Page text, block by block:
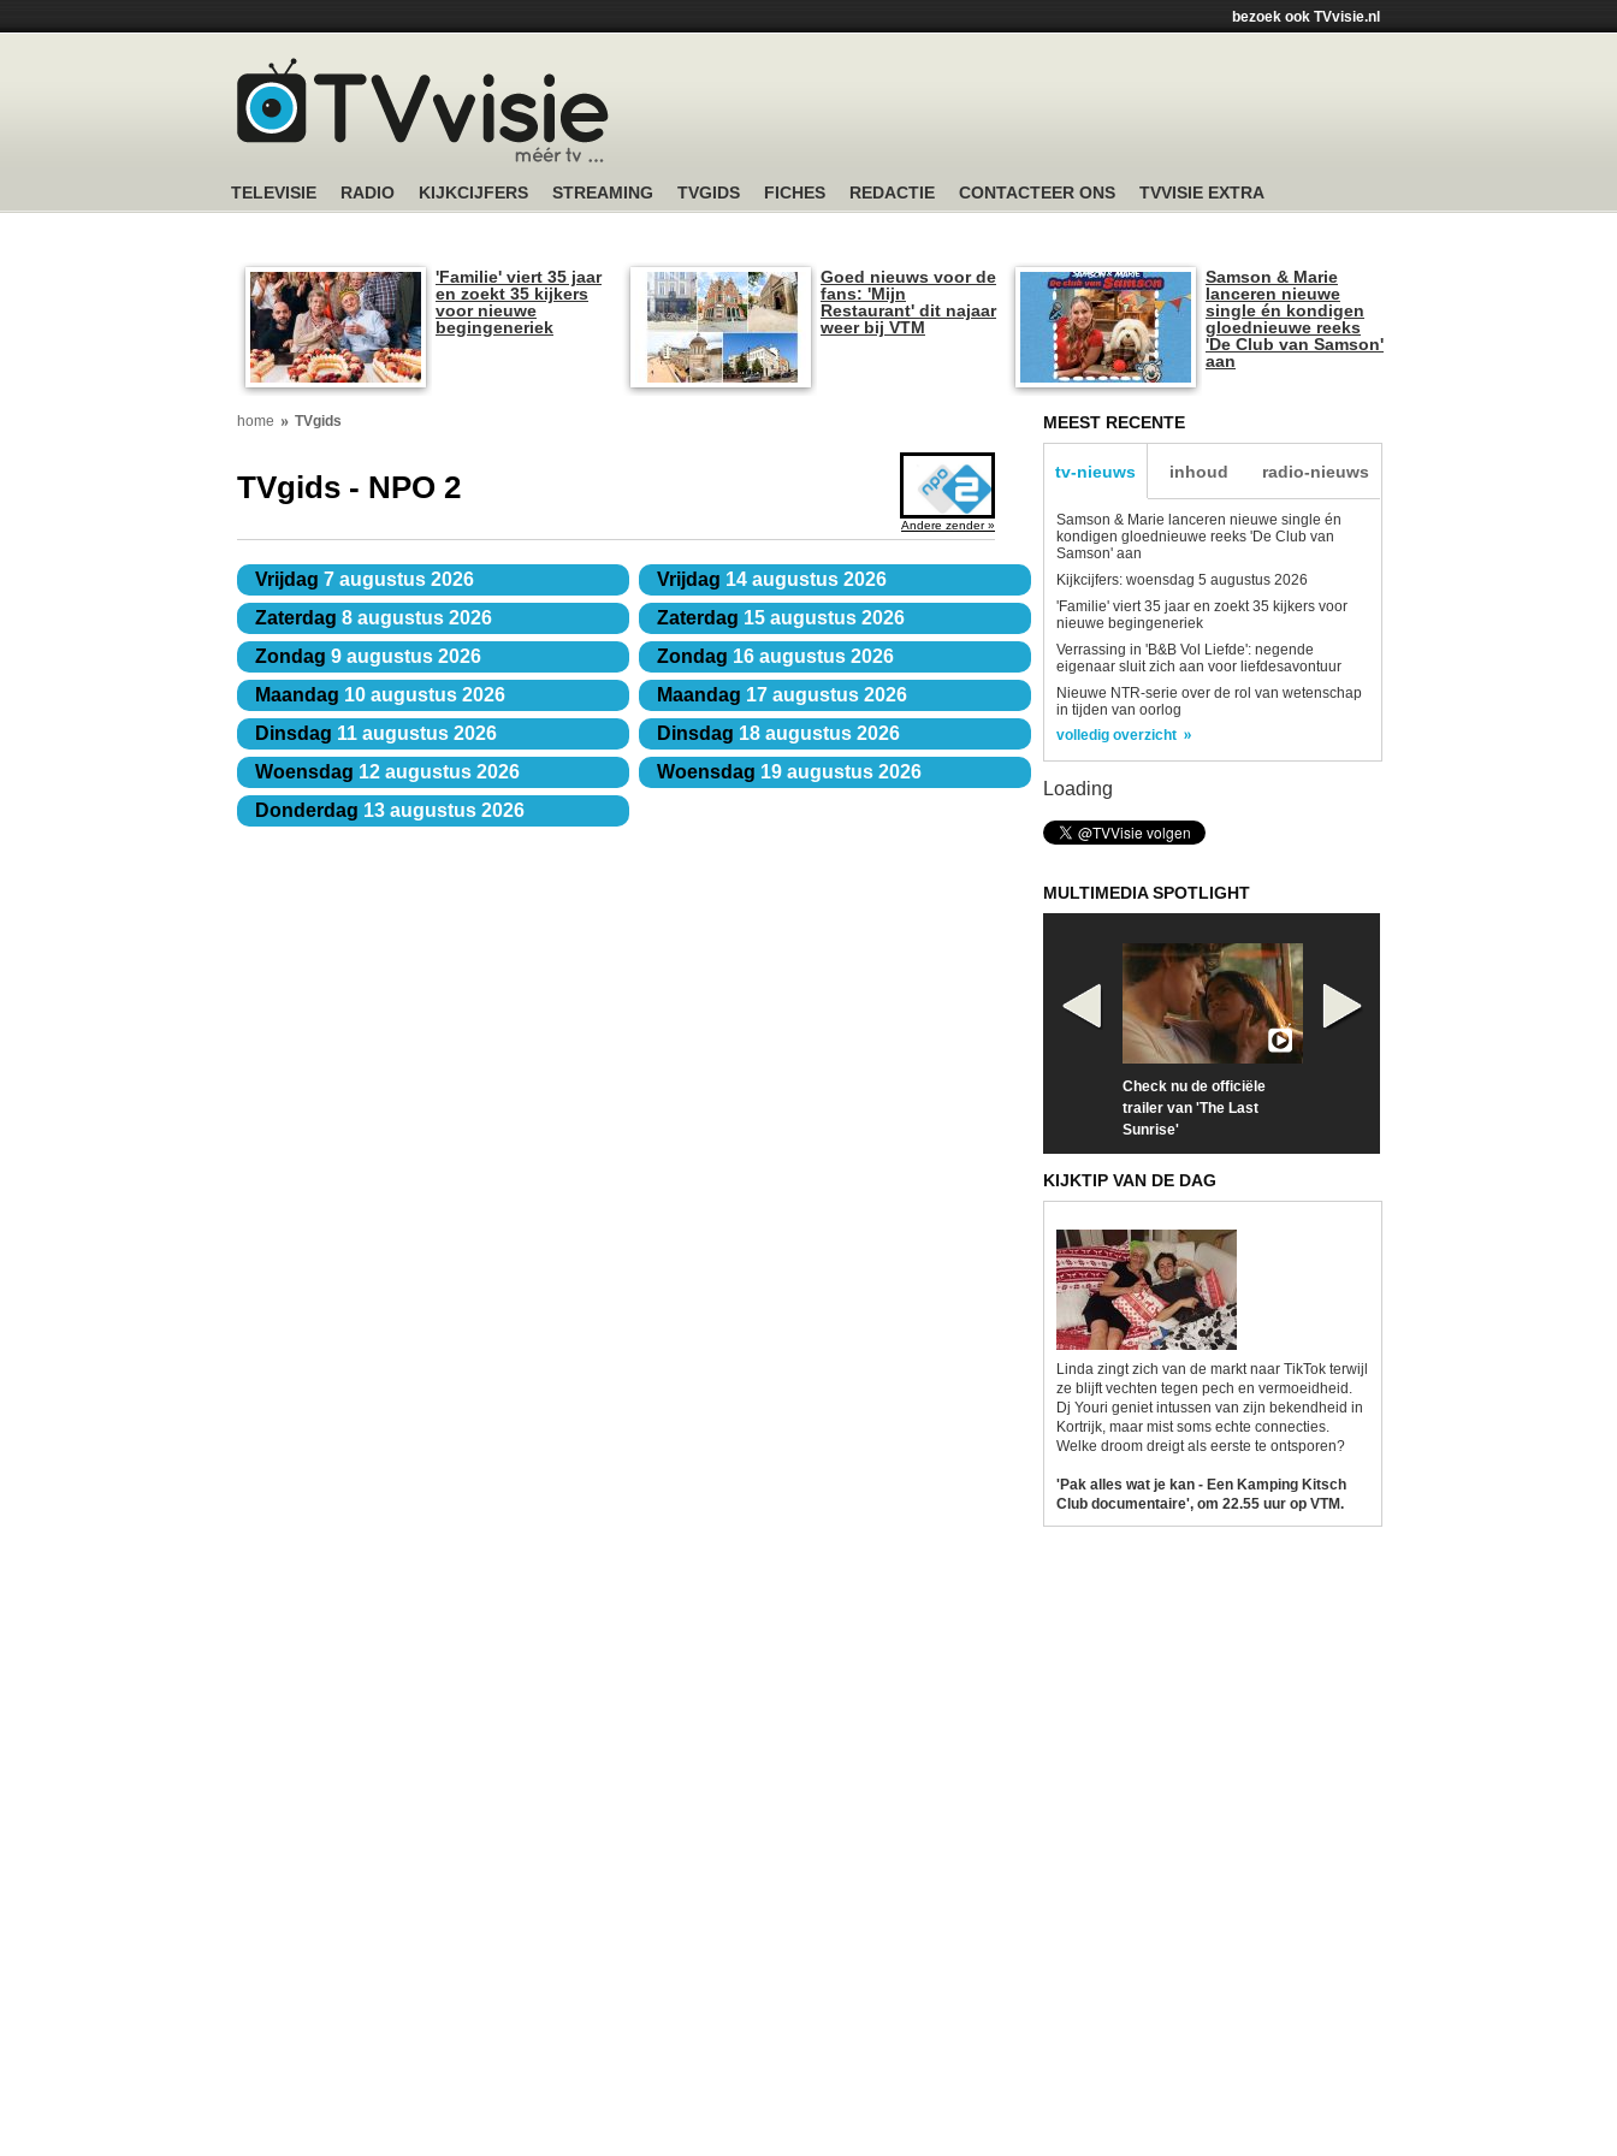
bezoek ook TVvisie.nl
TELEVISIE RADIO KIJKCIJFERS STREAMING TVGIDS FICHES REDACTIE CONTACTEER ONS TVVISIE EXTRA
'Familie' viert 35 jaar
en zoekt 35 kijkers
voor nieuwe
begingeneriek
Goed nieuws voor de
fans: 'Mijn
Restaurant' dit najaar
weer bij VTM
Samson & Marie
lanceren nieuwe
single én kondigen
gloednieuwe reeks
'De Club van Samson'
aan
home TVgids
TVgids - NPO 2
Andere zender »
Vrijdag 7 augustus 2026
Zaterdag 8 augustus 2026
Zondag 9 augustus 2026
Maandag 10 augustus 2026
Dinsdag 11 augustus 2026
Woensdag 12 augustus 2026
Donderdag 13 augustus 2026
Vrijdag 14 augustus 2026
Zaterdag 15 augustus 2026
Zondag 16 augustus 2026
Maandag 17 augustus 2026
Dinsdag 18 augustus 2026
Woensdag 19 augustus 2026
MEEST RECENTE
tv-nieuws inhoud radio-nieuws
Samson & Marie lanceren nieuwe single én
kondigen gloednieuwe reeks 'De Club van
Samson' aan
Kijkcijfers: woensdag 5 augustus 2026
'Familie' viert 35 jaar en zoekt 35 kijkers voor
nieuwe begingeneriek
Verrassing in 'B&B Vol Liefde': negende
eigenaar sluit zich aan voor liefdesavontuur
Nieuwe NTR-serie over de rol van wetenschap
in tijden van oorlog
volledig overzicht
Loading
MULTIMEDIA SPOTLIGHT
Check nu de officiële
trailer van 'The Last
Sunrise'
KIJKTIP VAN DE DAG
Linda zingt zich van de markt naar TikTok terwijl
ze blijft vechten tegen pech en vermoeidheid.
Dj Youri geniet intussen van zijn bekendheid in
Kortrijk, maar mist soms echte connecties.
Welke droom dreigt als eerste te ontsporen?
'Pak alles wat je kan - Een Kamping Kitsch
Club documentaire', om 22.55 uur op VTM.